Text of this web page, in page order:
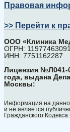
Правовая
>> Перейти к
ООО «Клиника
ОГРН:
ИНН: 7751162287
Лицензия №Л041-
года, выдана
Москвы:
Информация на
и не является
Гражданского Кодекса